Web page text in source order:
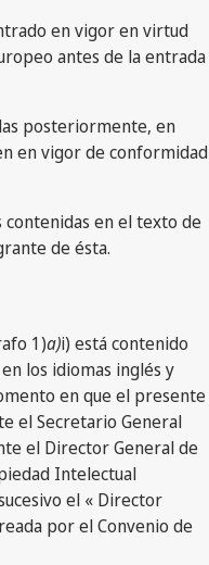
en vigor en virtud
antes de la entrada
posteriormente, en
en vigor de conformidad
contenidas en el texto de
de ésta.
1)a)i) está contenido
los idiomas inglés y
en que el presente
el Secretario General
el Director General de
Intelectual
el « Director
por el Convenio de